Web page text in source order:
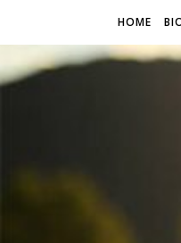
HOME